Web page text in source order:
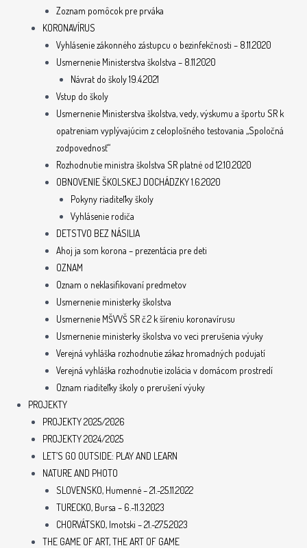
Zoznam pomôcok pre prváka
KORONAVÍRUS
Vyhlásenie zákonného zástupcu o bezinfekčnosti – 8.11.2020
Usmernenie Ministerstva školstva – 8.11.2020
Návrat do školy 19.4.2021
Vstup do školy
Usmernenie Ministerstva školstva, vedy, výskumu a športu SR k
opatreniam vyplývajúcim z celoplošného testovania „Spoločná
zodpovednosť“
Rozhodnutie ministra školstva SR platné od 12.10.2020
OBNOVENIE ŠKOLSKEJ DOCHÁDZKY 1.6.2020
Pokyny riaditeľky školy
Vyhlásenie rodiča
DETSTVO BEZ NÁSILIA
Ahoj ja som korona – prezentácia pre deti
OZNAM
Oznam o neklasifikovaní predmetov
Usmernenie ministerky školstva
Usmernenie MŠVVŠ SR č.2 k šíreniu koronavírusu
Usmernenie ministerky školstva vo veci prerušenia výuky
Verejná vyhláška rozhodnutie zákaz hromadných podujatí
Verejná vyhláška rozhodnutie izolácia v domácom prostredí
Oznam riaditeľky školy o prerušení výuky
PROJEKTY
PROJEKTY 2025/2026
PROJEKTY 2024/2025
LET’S GO OUTSIDE: PLAY AND LEARN
NATURE AND PHOTO
SLOVENSKO, Humenné – 21.-25.11.2022
TURECKO, Bursa – 6.-11.3.2023
CHORVÁTSKO, Imotski – 21.-27.5.2023
THE GAME OF ART, THE ART OF GAME